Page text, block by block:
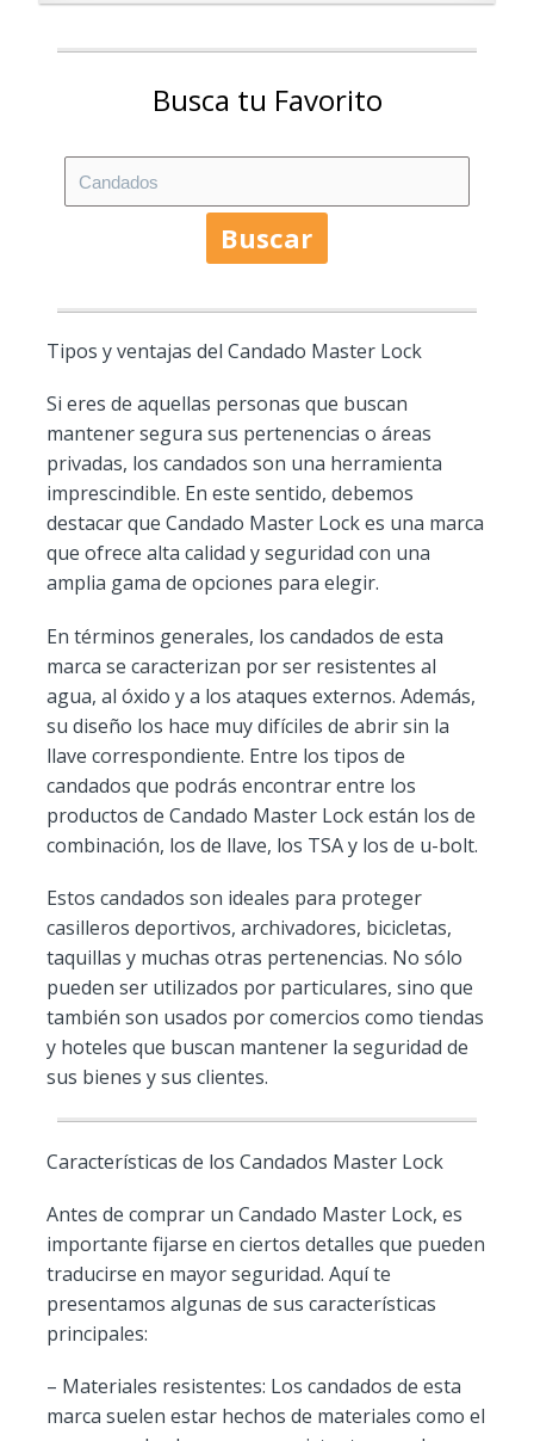
Busca tu Favorito
Buscar
Tipos y ventajas del Candado Master Lock
Si eres de aquellas personas que buscan
mantener segura sus pertenencias o áreas
privadas, los candados son una herramienta
imprescindible. En este sentido, debemos
destacar que Candado Master Lock es una marca
que ofrece alta calidad y seguridad con una
amplia gama de opciones para elegir.
En términos generales, los candados de esta
marca se caracterizan por ser resistentes al
agua, al óxido y a los ataques externos. Además,
su diseño los hace muy difíciles de abrir sin la
llave correspondiente. Entre los tipos de
candados que podrás encontrar entre los
productos de Candado Master Lock están los de
combinación, los de llave, los TSA y los de u-bolt.
Estos candados son ideales para proteger
casilleros deportivos, archivadores, bicicletas,
taquillas y muchas otras pertenencias. No sólo
pueden ser utilizados por particulares, sino que
también son usados por comercios como tiendas
y hoteles que buscan mantener la seguridad de
sus bienes y sus clientes.
Características de los Candados Master Lock
Antes de comprar un Candado Master Lock, es
importante fijarse en ciertos detalles que pueden
traducirse en mayor seguridad. Aquí te
presentamos algunas de sus características
principales:
– Materiales resistentes: Los candados de esta
marca suelen estar hechos de materiales como el